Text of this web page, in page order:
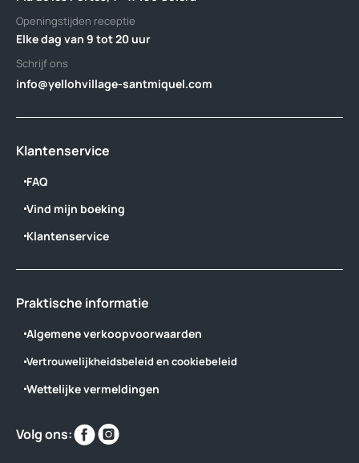
Openingstijden receptie
Elke dag van 9 tot 20 uur
Schrijf ons
info@yellohvillage-santmiquel.com
Klantenservice
FAQ
Vind mijn boeking
Klantenservice
Praktische informatie
Algemene verkoopvoorwaarden
Vertrouwelijkheidsbeleid en cookiebeleid
Wettelijke vermeldingen
Volg ons:
Vind
ons